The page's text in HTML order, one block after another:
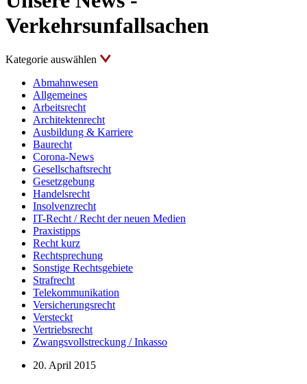
Verkehrsunfallsachen
Kategorie auswählen
Abmahnwesen
Allgemeines
Arbeitsrecht
Architektenrecht
Ausbildung & Karriere
Baurecht
Corona-News
Gesellschaftsrecht
Gesetzgebung
Handelsrecht
Insolvenzrecht
IT-Recht / Recht der neuen Medien
Praxistipps
Recht kurz
Rechtsprechung
Sonstige Rechtsgebiete
Strafrecht
Telekommunikation
Versicherungsrecht
Versteckt
Vertriebsrecht
Zwangsvollstreckung / Inkasso
20. April 2015